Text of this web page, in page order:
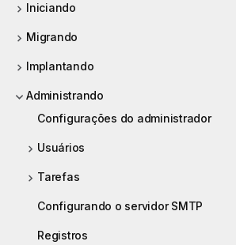
Iniciando
Migrando
Implantando
Administrando
Configurações do administrador
Usuários
Tarefas
Configurando o servidor SMTP
Registros